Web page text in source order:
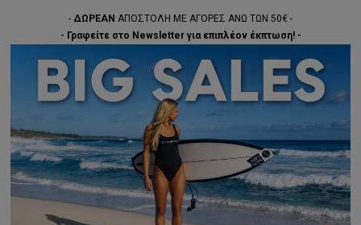
- ΔΩΡΕΑΝ ΑΠΟΣΤΟΛΗ ΜΕ ΑΓΟΡΕΣ ΑΝΩ ΤΩΝ 50€ -
- Γραφείτε στο Newsletter για επιπλέον έκπτωση! -